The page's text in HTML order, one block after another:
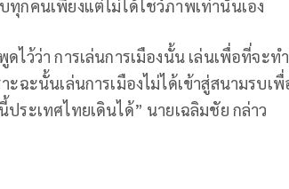
ทุกคนเพียงแต่ไม่ได้โชว์ภาพเท่านั้นเอง
ดไว้ว่า การเล่นการเมืองนั้น เล่นเพื่อที่จ
ะฉะนั้นเล่นการเมืองไม่ได้เข้าสู่สนามรบ
ประเทศไทยเดินได้” นายเฉลิมชัย กล่าว